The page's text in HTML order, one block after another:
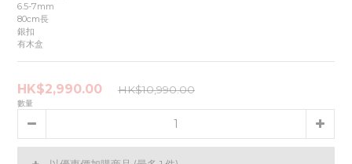
6.5-7mm
80cm長
銀扣
有木盒
HK$2,990.00 HK$10,990.00
數量